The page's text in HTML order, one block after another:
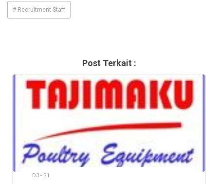
# Recruitment Staff
Post Terkait :
D3 - S1